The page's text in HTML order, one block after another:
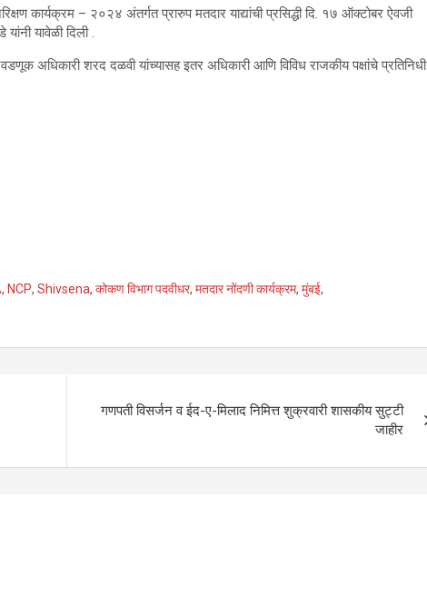
कार्यक्रम – २०२४ अंतर्गत प्रारुप मतदार याद्यांची प्रसिद्धी दि. १७ ऑक्टोबर ऐवजी
यावेळी दिली .
अधिकारी शरद दळवी यांच्यासह इतर अधिकारी आणि विविध राजकीय पक्षांचे प्रतिनिधी
, NCP, Shivsena, कोकण विभाग पदवीधर, मतदार नोंदणी कार्यक्रम, मुंबई,
गणपती विसर्जन व ईद-ए-मिलाद निमित्त शुक्रवारी शासकीय सुट्टी
जाहीर